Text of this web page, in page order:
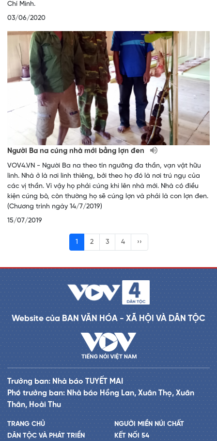
Chí Minh.
03/06/2020
Người Ba na cúng nhà mới bằng lợn đen
VOV4.VN - Người Ba na theo tín ngưỡng đa thần, vạn vật hữu
linh. Nhà ở là nơi linh thiêng, bởi theo họ đó là nơi trú ngụ của
các vị thần. Vì vậy họ phải cúng khi lên nhà mới. Nhà có điều
kiện cúng bò, còn thường họ sẽ cúng lợn và phải là con lợn đen.
(Chương trình ngày 14/7/2019)
15/07/2019
1 2 3 4 ››
Website của BAN VĂN HÓA - XÃ HỘI VÀ DÂN TỘC
Trưởng ban: Nhà báo TUYẾT MAI
Phó trưởng ban: Nhà báo Hồng Lan, Xuân Thọ, Xuân
Thân, Hoài Thu
TRANG CHỦ
DÂN TỘC VÀ PHÁT TRIỂN
NGƯỜI MIỀN NÚI CHẤT
KẾT NỐI 54